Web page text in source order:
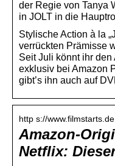
der Regie von Tanya
in JOLT in die
Stylische Action à la
verrückten Prämisse
Seit Juli könnt ihr
exklusiv bei Amazon
gibt’s ihn auch auf
http s://
Amazon-
Netflix: